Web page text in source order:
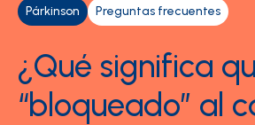
Párkinson Preguntas frecuentes
¿Qué significa
“bloqueado” al